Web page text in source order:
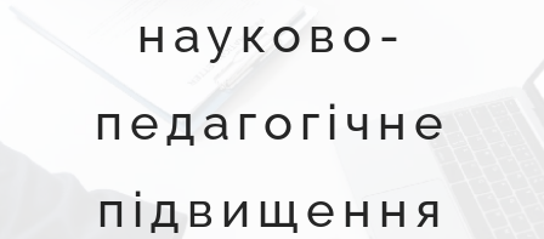
науково-
педагогічне
підвищення